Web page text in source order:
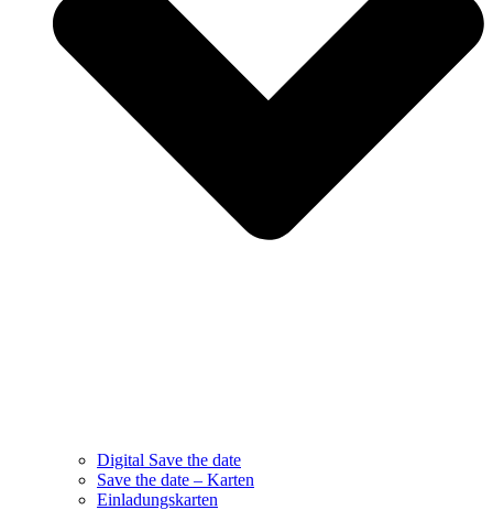
Digital Save the date
Save the date – Karten
Einladungskarten